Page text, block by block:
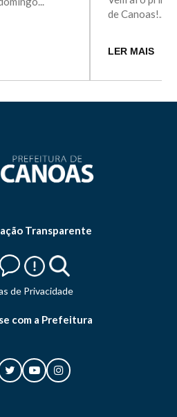
de Canoas!...
LER MAIS
Transparente
de Privacidade
com a Prefeitura